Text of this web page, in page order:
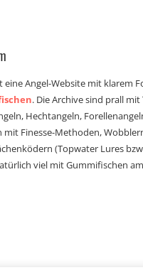
eine Angel-Website mit klarem
. Die Archive sind prall mit
Hechtangeln,
mit Finesse-Methoden,
(Topwater Lures
viel mit Gummifischen